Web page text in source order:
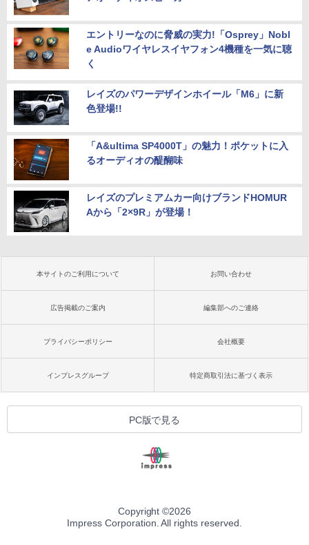
エントリーなのに脅威の実力!「Osprey」Nobl
e Audioワイヤレスイヤフォン4機種を一気に聴
く
レイズのパワーデザインホイール「M6」に新
色登場!!
「A&ultima SP4000T」の魅力！ポケットに入
るオーディオの醍醐味
レイズのプレミアムカー向けブランドHOMUR
Aから「2×9R」が登場！
本サイトのご利用について お問い合わせ
広告掲載のご案内 編集部へのご連絡
プライバシーポリシー 会社概要
インプレスグループ 特定商取引法に基づく表示
PC版で見る
Copyright ©2026
Impress Corporation. All rights reserved.